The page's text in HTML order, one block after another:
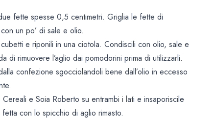
fette spesse 0,5 centimetri. Griglia le fette di
un po’ di sale e olio.
e riponili in una ciotola. Condiscili con olio, sale e
di rimuovere l’aglio dai pomodorini prima di utilizzarli.
confezione sgocciolandoli bene dall’olio in eccesso
e Soia Roberto su entrambi i lati e insaporiscile
con lo spicchio di aglio rimasto.